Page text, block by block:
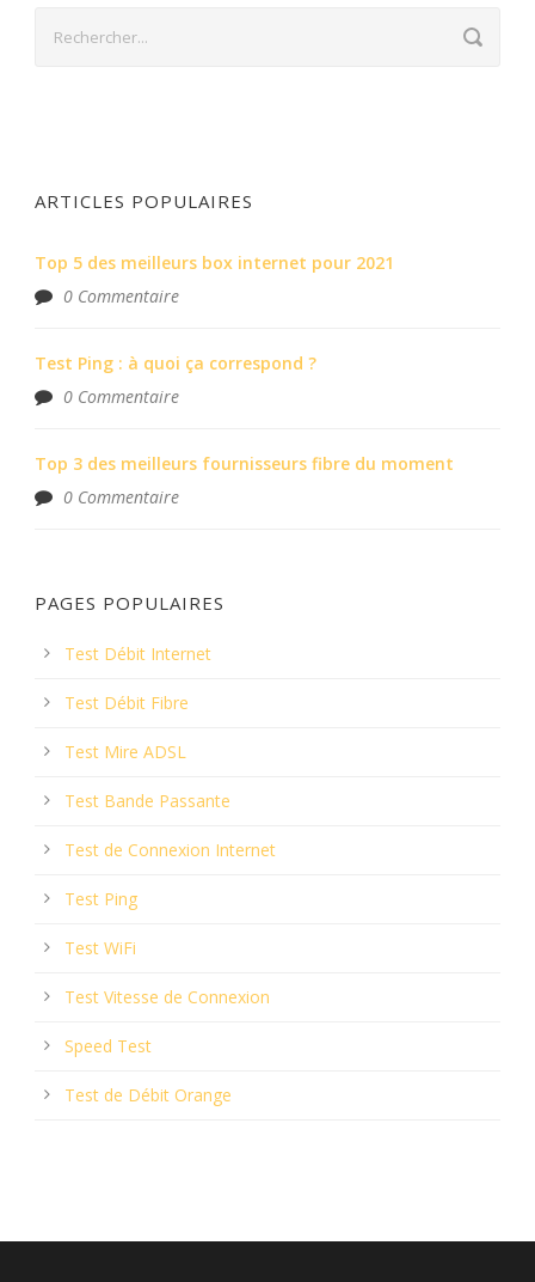
ARTICLES POPULAIRES
Top 5 des meilleurs box internet pour 2021
0 Commentaire
Test Ping : à quoi ça correspond ?
0 Commentaire
Top 3 des meilleurs fournisseurs fibre du moment
0 Commentaire
PAGES POPULAIRES
Test Débit Internet
Test Débit Fibre
Test Mire ADSL
Test Bande Passante
Test de Connexion Internet
Test Ping
Test WiFi
Test Vitesse de Connexion
Speed Test
Test de Débit Orange